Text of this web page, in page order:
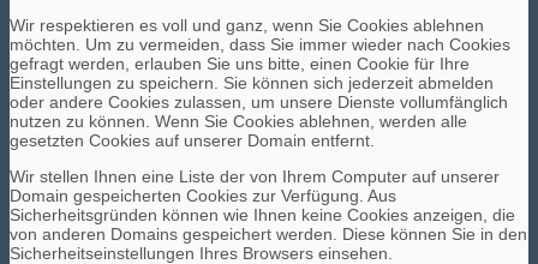
Wir respektieren es voll und ganz, wenn Sie Cookies ablehnen
möchten. Um zu vermeiden, dass Sie immer wieder nach Cookies
gefragt werden, erlauben Sie uns bitte, einen Cookie für Ihre
Einstellungen zu speichern. Sie können sich jederzeit abmelden
oder andere Cookies zulassen, um unsere Dienste vollumfänglich
nutzen zu können. Wenn Sie Cookies ablehnen, werden alle
gesetzten Cookies auf unserer Domain entfernt.
Wir stellen Ihnen eine Liste der von Ihrem Computer auf unserer
Domain gespeicherten Cookies zur Verfügung. Aus
Sicherheitsgründen können wie Ihnen keine Cookies anzeigen, die
von anderen Domains gespeichert werden. Diese können Sie in den
Sicherheitseinstellungen Ihres Browsers einsehen.